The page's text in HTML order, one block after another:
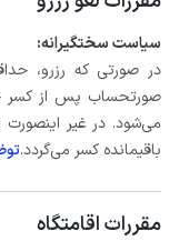
سیاست سختگیرانه:
باقیمانده کسر می‌گردد.
مقررات اقامتگاه